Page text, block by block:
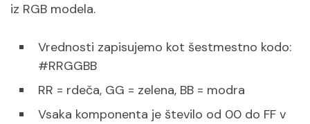
iz RGB modela.
Vrednosti zapisujemo kot šestmestno kodo:
#RRGGBB
RR = rdeča, GG = zelena, BB = modra
Vsaka komponenta je število od 00 do FF v